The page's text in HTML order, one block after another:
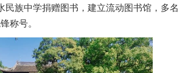
民族中学捐赠图书，建立流动图书馆，多名
称号。